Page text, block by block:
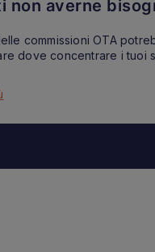
non averne
commissioni OTA
dove concentrare i tuoi